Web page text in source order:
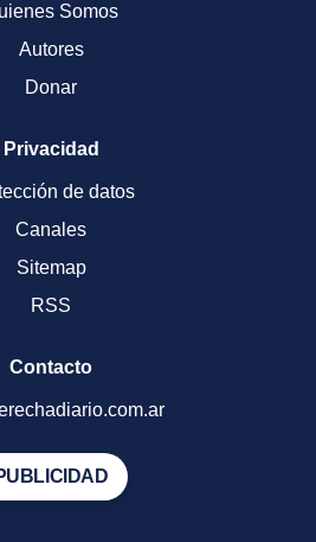
Somos
Autores
Donar
Privacidad
de datos
Canales
Sitemap
RSS
Contacto